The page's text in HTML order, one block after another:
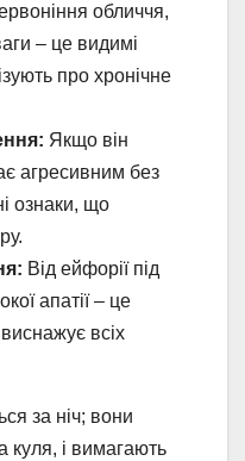
обличчя,
– це видимі
про хронічне
Якщо він
агресивним без
ознаки, що
Від ейфорії під
апатії – це
всіх
за ніч; вони
куля, і вимагають